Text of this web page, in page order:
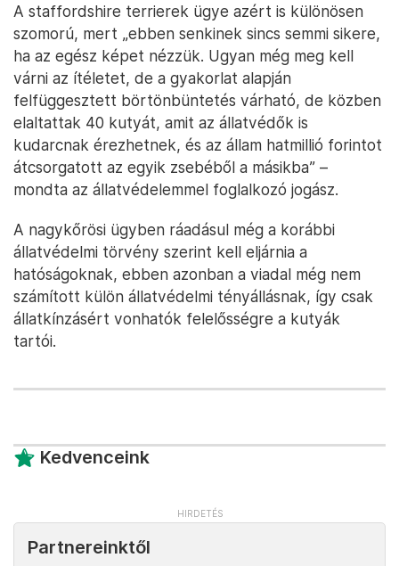
A staffordshire terrierek ügye azért is különösen
szomorú, mert „ebben senkinek sincs semmi sikere,
ha az egész képet nézzük. Ugyan még meg kell
várni az ítéletet, de a gyakorlat alapján
felfüggesztett börtönbüntetés várható, de közben
elaltattak 40 kutyát, amit az állatvédők is
kudarcnak érezhetnek, és az állam hatmillió forintot
átcsorgatott az egyik zsebéből a másikba” –
mondta az állatvédelemmel foglalkozó jogász.
A nagykőrösi ügyben ráadásul még a korábbi
állatvédelmi törvény szerint kell eljárnia a
hatóságoknak, ebben azonban a viadal még nem
számított külön állatvédelmi tényállásnak, így csak
állatkínzásért vonhatók felelősségre a kutyák
tartói.
Kedvenceink
Partnereinktől